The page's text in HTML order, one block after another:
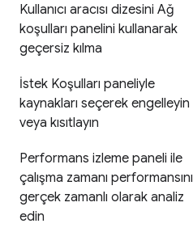
Kullanıcı aracısı dizesini Ağ
koşulları panelini kullanarak
geçersiz kılma
İstek Koşulları paneliyle
kaynakları seçerek engelleyin
veya kısıtlayın
Performans izleme paneli ile
çalışma zamanı performansını
gerçek zamanlı olarak analiz
edin